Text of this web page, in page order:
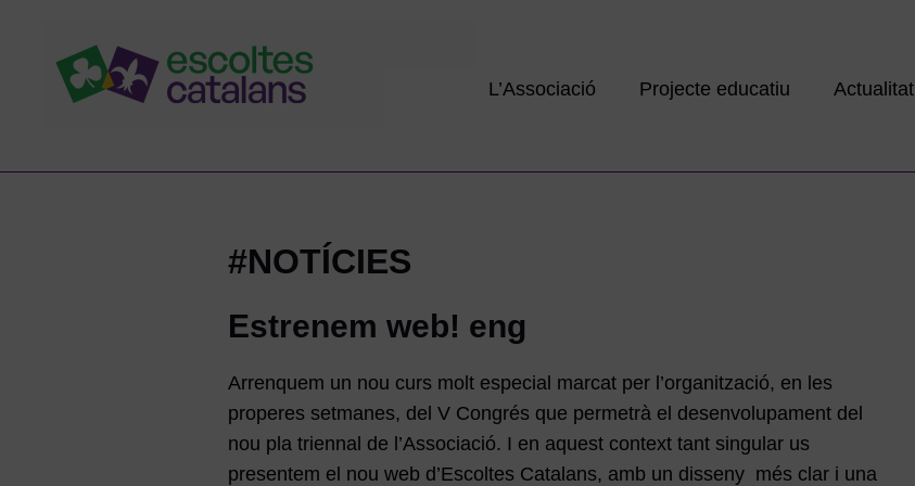
L’Associació Projecte educatiu Actualitat
#NOTÍCIES
Estrenem web! eng
Arrenquem un nou curs molt especial marcat per l’organització, en les
properes setmanes, del V Congrés que permetrà el desenvolupament del
nou pla triennal de l’Associació. I en aquest context tant singular us
presentem el nou web d’Escoltes Catalans, amb un disseny més clar i una